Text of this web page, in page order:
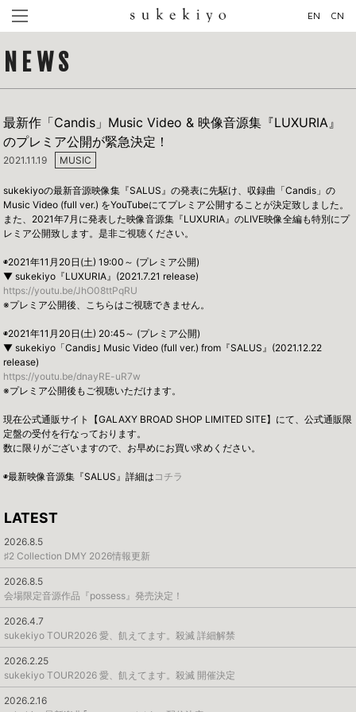
EN CN
NEWS
最新作「Candis」Music Video & 映像音源集『LUXURIA』
のプレミア公開が緊急決定！
2021.11.19 MUSIC
sukekiyoの最新音源映像集『SALUS』の発表に先駆け、収録曲「Candis」の
Music Video (full ver.) をYouTubeにてプレミア公開することが決定致しました。
また、2021年7月に発表した映像音源集『LUXURIA』のLIVE映像全編も特別にプ
レミア公開致します。是非ご視聴ください。
◉2021年11月20日(土) 19:00～ (プレミア公開)
▼ sukekiyo『LUXURIA』(2021.7.21 release)
https://youtu.be/JhO08ttPqRU
※プレミア公開後、こちらはご視聴できません。
◉2021年11月20日(土) 20:45～ (プレミア公開)
▼ sukekiyo「Candis｣ Music Video (full ver.) from『SALUS』(2021.12.22
release)
https://youtu.be/dnayRE-uR7w
※プレミア公開後もご視聴いただけます。
現在公式通販サイト【GALAXY BROAD SHOP LIMITED SITE】にて、公式通販限
定盤の受付を行なっております。
数に限りがございますので、お早めにお買い求めください。
◉最新映像音源集『SALUS』詳細は コチラ
LATEST
2026.8.5
♯2 Collection DMY 2026情報更新
2026.8.5
会場限定音源作品『possess』発売決定！
2026.4.7
sukekiyo TOUR2026 愛、飢えてます。殺滅 詳細解禁
2026.2.25
sukekiyo TOUR2026 愛、飢えてます。殺滅 開催決定
2026.2.16